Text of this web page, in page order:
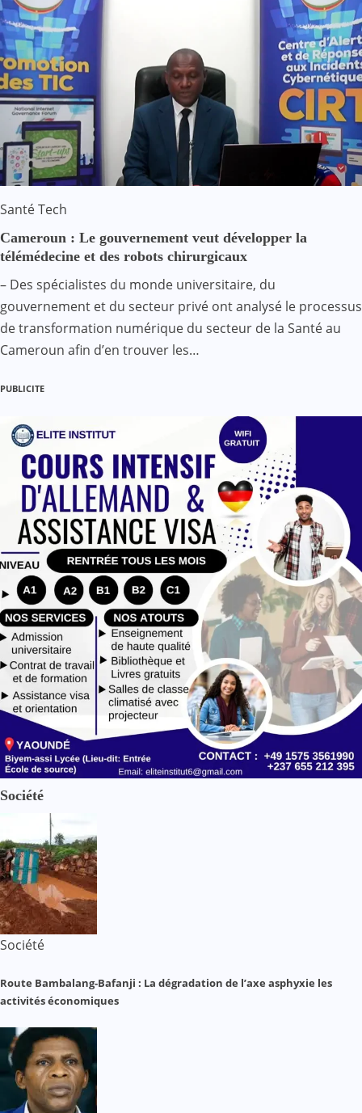
SantéTech
Cameroun : Le gouvernement veut développer la
télémédecine et des robots chirurgicaux
– Des spécialistes du monde universitaire, du
gouvernement et du secteur privé ont analysé le processus
de transformation numérique du secteur de la Santé au
Cameroun afin d’en trouver les…
PUBLICITE
Société
Société
Route Bambalang-Bafanji : La dégradation de l’axe asphyxie les
activités économiques